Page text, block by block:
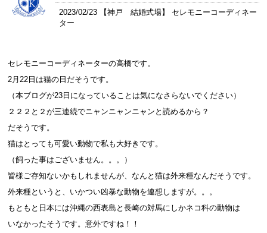
2023/02/23 【神戸 結婚式場】 セレモニーコーディネー
ター
セレモニーコーディネーターの高橋です。
2月22日は猫の日だそうです。
（本ブログが23日になっていることは気になさらないでください）
２２２と２が三連続でニャンニャンニャンと読めるから？
だそうです。
猫はとっても可愛い動物で私も大好きです。
（飼った事はございません。。。）
皆様ご存知ないかもしれませんが、なんと猫は外来種なんだそうです。
外来種というと、いかつい凶暴な動物を連想しますが。。。
もともと日本には沖縄の西表島と長崎の対馬にしかネコ科の動物は
いなかったそうです。意外ですね！！